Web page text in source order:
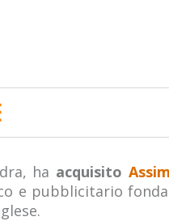
ha acquisito
e pubblicitario